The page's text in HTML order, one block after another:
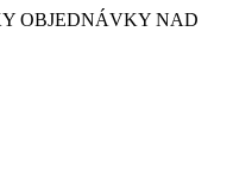
OBJEDNÁVKY NAD